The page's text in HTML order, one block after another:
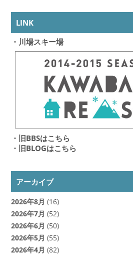
LINK
・川場スキー場
・旧BBSはこちら
・旧BLOGはこちら
アーカイブ
2026年8月 (16)
2026年7月 (52)
2026年6月 (50)
2026年5月 (55)
2026年4月 (82)